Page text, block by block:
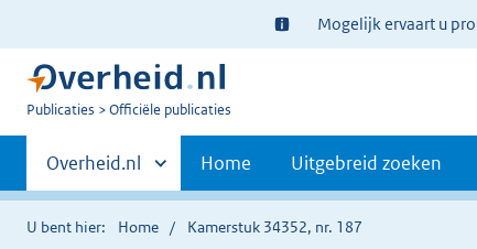
Ter
informatie:
Mogelijk ervaart u
U
Publicaties Officiële publicaties
Primaire
navigatie
Andere
sites
binnen
Overheid.nl Home Uitgebreid zoeken
U bent hier: Home Kamerstuk 34352, nr. 187